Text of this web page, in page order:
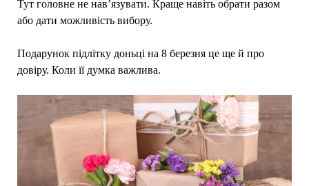
Тут головне не нав’язувати. Краще навіть обрати разом
або дати можливість вибору.
Подарунок підлітку доньці на 8 березня це ще й про
довіру. Коли її думка важлива.